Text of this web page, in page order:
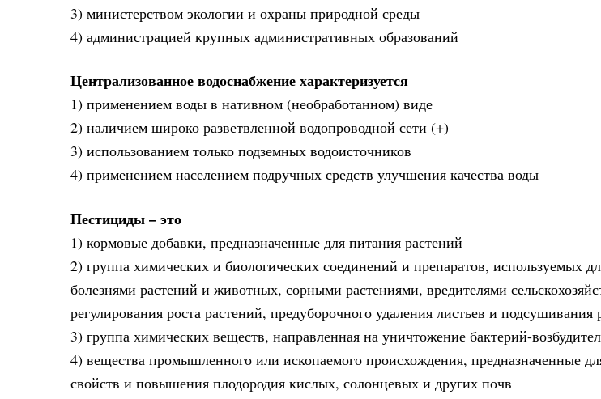
3) министерством экологии и охраны природной среды
4) администрацией крупных административных образований
Централизованное водоснабжение характеризуется
1) применением воды в нативном (необработанном) виде
2) наличием широко разветвленной водопроводной сети (+)
3) использованием только подземных водоисточников
4) применением населением подручных средств улучшения качества воды
Пестициды – это
1) кормовые добавки, предназначенные для питания растений
2) группа химических и биологических соединений и препаратов, используемых
болезнями растений и животных, сорными растениями, вредителями
регулирования роста растений, предуборочного удаления листьев и подсушивания
3) группа химических веществ, направленная на уничтожение бактерий-
4) вещества промышленного или ископаемого происхождения, предназначенные
свойств и повышения плодородия кислых, солонцевых и других почв